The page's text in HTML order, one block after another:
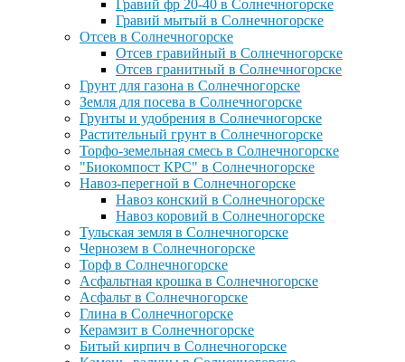
Гравий фр 20-40 в Солнечногорске
Гравий мытый в Солнечногорске
Отсев в Солнечногорске
Отсев гравийный в Солнечногорске
Отсев гранитный в Солнечногорске
Грунт для газона в Солнечногорске
Земля для посева в Солнечногорске
Грунты и удобрения в Солнечногорске
Растительный грунт в Солнечногорске
Торфо-земельная смесь в Солнечногорске
"Биокомпост КРС" в Солнечногорске
Навоз-перегной в Солнечногорске
Навоз конский в Солнечногорске
Навоз коровий в Солнечногорске
Тульская земля в Солнечногорске
Чернозем в Солнечногорске
Торф в Солнечногорске
Асфальтная крошка в Солнечногорске
Асфальт в Солнечногорске
Глина в Солнечногорске
Керамзит в Солнечногорске
Битый кирпич в Солнечногорске